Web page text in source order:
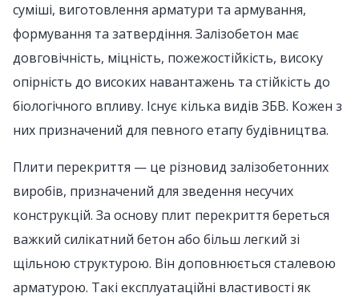
суміші, виготовлення арматури та армування,
формування та затвердіння. Залізобетон має
довговічність, міцність, пожежостійкість, високу
опірність до високих навантажень та стійкість до
біологічного впливу. Існує кілька видів ЗБВ. Кожен з
них призначений для певного етапу будівництва.
Плити перекриття — це різновид залізобетонних
виробів, призначений для зведення несучих
конструкцій. За основу плит перекриття береться
важкий силікатний бетон або більш легкий зі
щільною структурою. Він доповнюється сталевою
арматурою. Такі експлуатаційні властивості як